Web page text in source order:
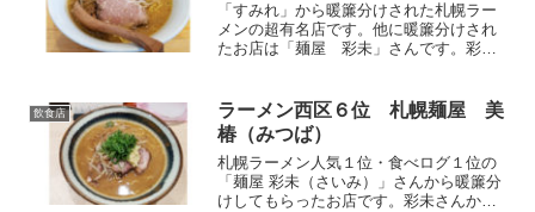
「すみれ」から暖簾分けされた札幌ラー
メンの超有名店です。他に暖簾分けされ
たお店は「麺屋 彩未」さんです。彩未
TOP5000に選ばれています。おすすめは
みそら～めん。ラー...
飲食店
ラーメン西区６位 札幌麺屋 美
椿（みつば）
札幌ラーメン人気１位・食べログ１位の
「麺屋 彩未（さいみ）」さんから暖簾分
けしてもらったお店です。彩未さんから